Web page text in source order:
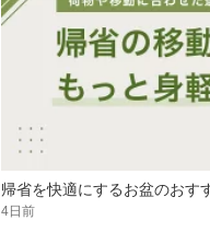
帰省を快適にするお盆のおす
4日前